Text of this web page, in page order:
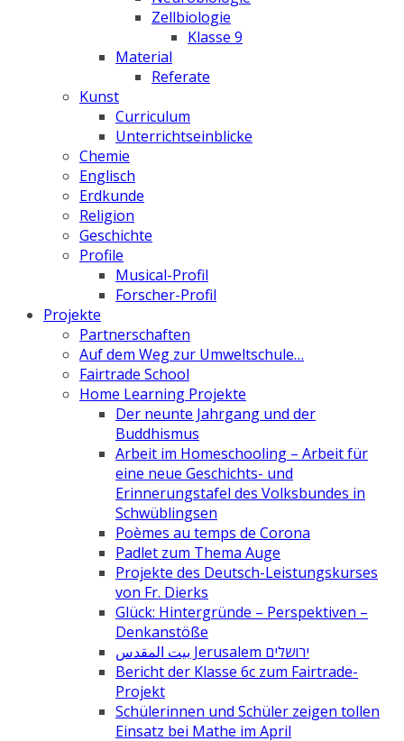
Zellbiologie
Klasse 9
Material
Referate
Kunst
Curriculum
Unterrichtseinblicke
Chemie
Englisch
Erdkunde
Religion
Geschichte
Profile
Musical-Profil
Forscher-Profil
Projekte
Partnerschaften
Auf dem Weg zur Umweltschule…
Fairtrade School
Home Learning Projekte
Der neunte Jahrgang und der
Buddhismus
Arbeit im Homeschooling – Arbeit für
eine neue Geschichts- und
Erinnerungstafel des Volksbundes in
Schwüblingsen
Poèmes au temps de Corona
Padlet zum Thema Auge
Projekte des Deutsch-Leistungskurses
von Fr. Dierks
Glück: Hintergründe – Perspektiven –
Denkanstöße
بيت المقدس Jerusalem ירושלים
Bericht der Klasse 6c zum Fairtrade-
Projekt
Schülerinnen und Schüler zeigen tollen
Einsatz bei Mathe im April